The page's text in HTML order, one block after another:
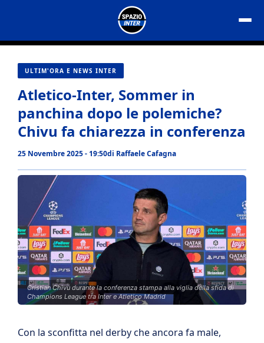
contenuto
ULTIM'ORA E NEWS INTER
Atletico-Inter, Sommer in
panchina dopo le polemiche?
Chivu fa chiarezza in conferenza
25 Novembre 2025 - 19:50di Raffaele Cafagna
Cristian Chivu durante la conferenza stampa alla viglia della sfida di
Champions League tra Inter e Atletico Madrid
Con la sconfitta nel derby che ancora fa male,